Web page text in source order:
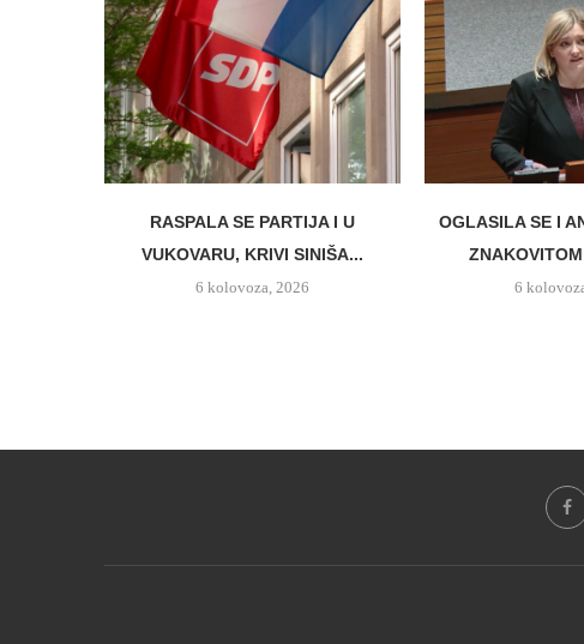
RASPALA SE PARTIJA I U
VUKOVARU, KRIVI SINIŠA...
6 kolovoza, 2026
OGLASILA SE I
6